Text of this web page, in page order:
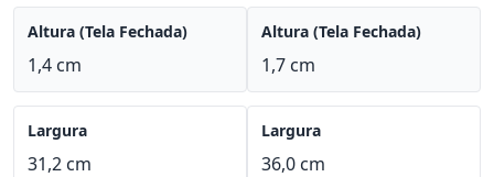
Altura (Tela Fechada)
1,4 cm
Largura
31,2 cm
Altura (Tela Fechada)
1,7 cm
Largura
36,0 cm